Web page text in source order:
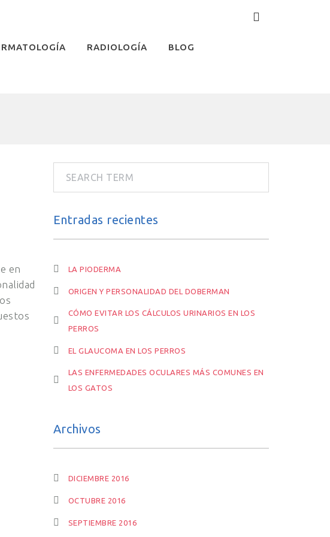
RADIOLOGÍA BLOG
en
Entradas recientes
LA PIODERMA
ORIGEN Y PERSONALIDAD DEL DOBERMAN
CÓMO EVITAR LOS CÁLCULOS URINARIOS EN LOS
PERROS
EL GLAUCOMA EN LOS PERROS
LAS ENFERMEDADES OCULARES MÁS COMUNES EN
LOS GATOS
Archivos
DICIEMBRE 2016
OCTUBRE 2016
SEPTIEMBRE 2016